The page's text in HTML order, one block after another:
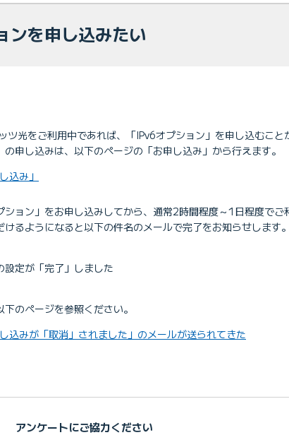
ンを申し込みたい
ツ光をご利用中であれば、「IPv6オプション」を申し込むこと
申し込みは、以下のページの「お申し込み」から行えます。
込み」
ション」をお申し込みしてから、通常2時間程度～1日程度でご
るようになると以下の件名のメールで完了をお知らせします。
設定が「完了」しました
のページを参照ください。
込みが「取消」されました」のメールが送られてきた
アンケートにご協力ください